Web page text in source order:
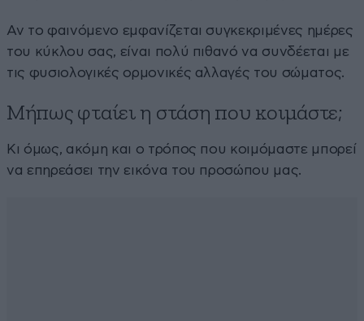
Αν το φαινόμενο εμφανίζεται συγκεκριμένες ημέρες
του κύκλου σας, είναι πολύ πιθανό να συνδέεται με
τις φυσιολογικές ορμονικές αλλαγές του σώματος.
Μήπως φταίει η στάση που κοιμάστε;
Κι όμως, ακόμη και ο τρόπος που κοιμόμαστε μπορεί
να επηρεάσει την εικόνα του προσώπου μας.